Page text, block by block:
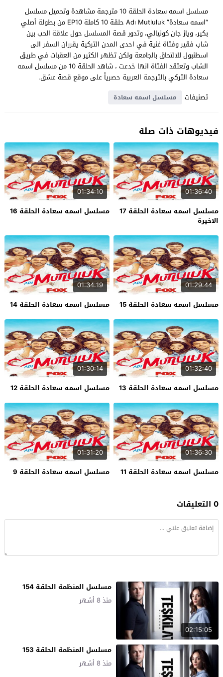
مسلسل اسمه سعادة الحلقة 10 مترجمة مشاهدة وتحميل مسلسل
“اسمه سعادة” Adı Mutluluk حلقة 10 كاملة EP10 من بطولة أصلي
بكير، وياز جان كونيالي، وتدور قصة المسلسل حول علاقة الحب بين
شاب فقير وفتاة غنية في احدى المدن التركية يقرران السفر الى
اسطنبول للالتحاق بالجامعة ولكن تظهر الكثير من العقبات في طريق
الشاب وتعتقد الفتاة انها خدعت ، شاهد الحلقة 10 من مسلسل اسمه
سعادة التركي بالترجمة العربية حصرياً على موقع قصة عشق.
تصنيفات
مسلسل اسمه سعادة
فيديوهات ذات صلة
01:36:40
مسلسل اسمه سعادة الحلقة 17
الاخيرة
01:34:10
مسلسل اسمه سعادة الحلقة 16
01:29:44
مسلسل اسمه سعادة الحلقة 15
01:34:19
مسلسل اسمه سعادة الحلقة 14
01:32:40
مسلسل اسمه سعادة الحلقة 13
01:30:14
مسلسل اسمه سعادة الحلقة 12
01:36:30
مسلسل اسمه سعادة الحلقة 11
01:31:20
مسلسل اسمه سعادة الحلقة 9
0 التعليقات
02:15:05
مسلسل المنظمة الحلقة 154
منذ 8 أشهر
مسلسل المنظمة الحلقة 153
منذ 8 أشهر